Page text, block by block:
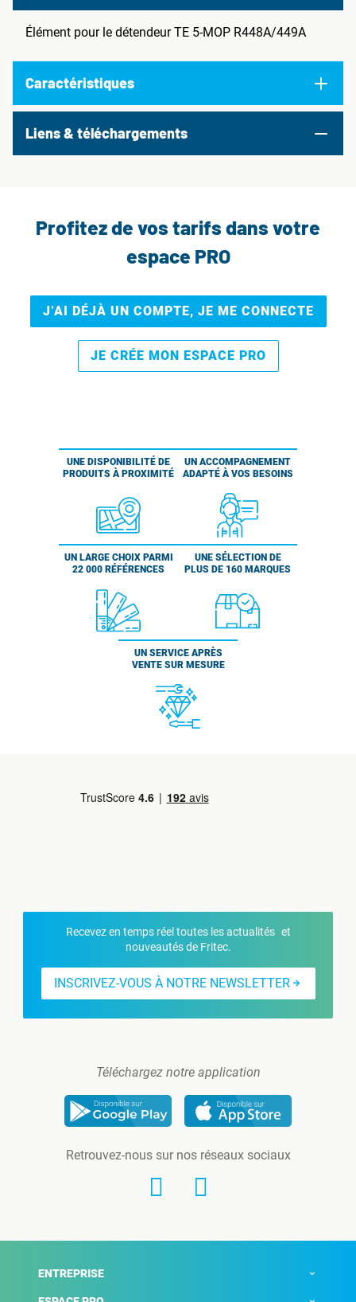
Élément pour le détendeur TE 5-MOP R448A/449A
Caractéristiques
Liens & téléchargements
Profitez de vos tarifs dans votre
espace PRO
J’AI DÉJÀ UN COMPTE, JE ME CONNECTE
JE CRÉE MON ESPACE PRO
UNE DISPONIBILITÉ DE
PRODUITS À PROXIMITÉ
UN ACCOMPAGNEMENT
ADAPTÉ À VOS BESOINS
UN LARGE CHOIX PARMI
22 000 RÉFÉRENCES
UNE SÉLECTION DE
PLUS DE 160 MARQUES
UN SERVICE APRÈS
VENTE SUR MESURE
Recevez en temps réel toutes les actualités et
nouveautés de Fritec.
INSCRIVEZ-VOUS À NOTRE NEWSLETTER
Téléchargez notre application
Retrouvez-nous sur nos réseaux sociaux
ENTREPRISE